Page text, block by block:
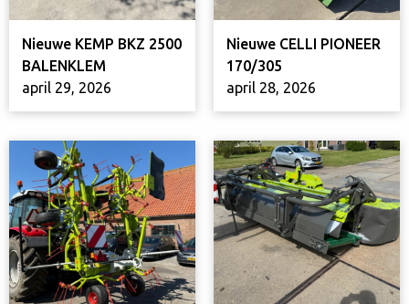
Nieuwe KEMP BKZ 2500
BALENKLEM
april 29, 2026
Nieuwe CELLI PIONEER
170/305
april 28, 2026